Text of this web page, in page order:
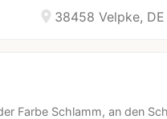
location_on 38458 Velpke, DE
Farbe Schlamm, an den